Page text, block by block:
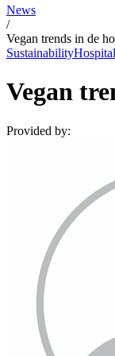
News
/
Vegan trends in de
Sustainability
Vegan
Provided by: